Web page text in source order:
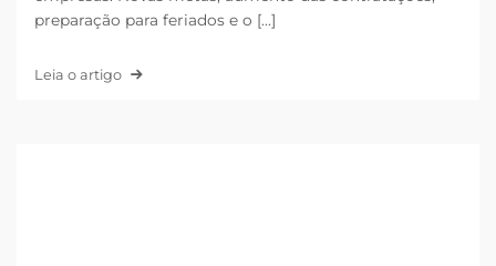
preparação para feriados e o [...]
Leia o artigo